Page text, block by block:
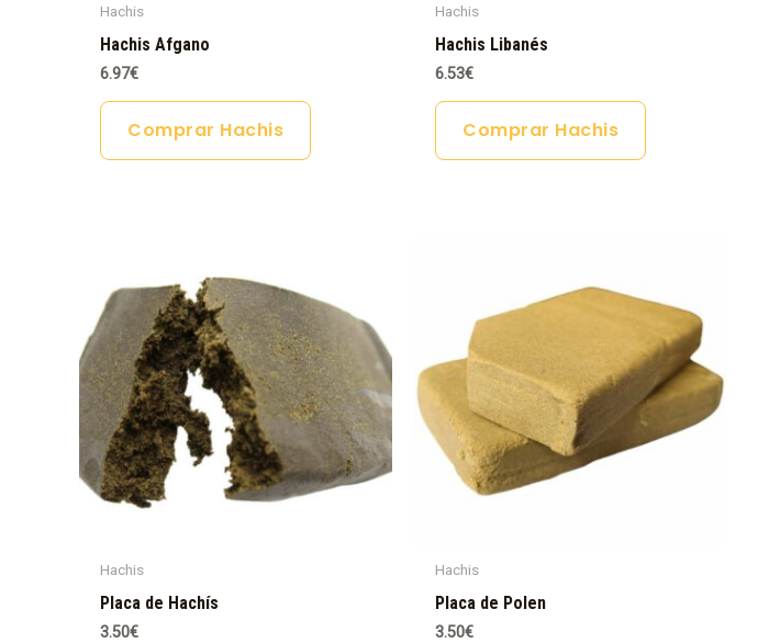
Hachis
Hachis Afgano
6.97€
Comprar Hachis
Hachis
Hachis Libanés
6.53€
Comprar Hachis
Hachis
Placa de Hachís
3.50€
Hachis
Placa de Polen
3.50€